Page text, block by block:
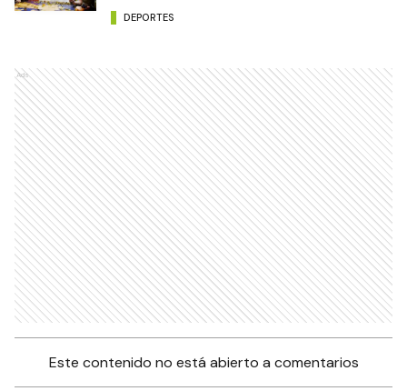
DEPORTES
Ads
Este contenido no está abierto a comentarios